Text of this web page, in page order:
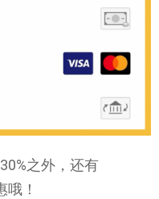
之外，还有
哦！